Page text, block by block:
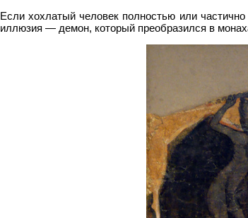
Если хохлатый человек полностью или
иллюзия — демон, который преобразился в